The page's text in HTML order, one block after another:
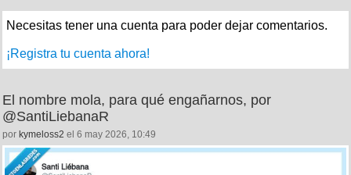
Necesitas tener una cuenta para poder dejar comentarios.
¡Registra tu cuenta ahora!
El nombre mola, para qué engañarnos, por
@SantiLiebanaR
por kymeloss2 el 6 may 2026, 10:49